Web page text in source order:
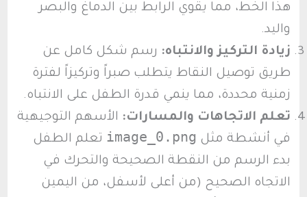
هذا الخط، مما يقوي الرابط بين الدماغ والبصر
واليد.
زيادة التركيز والانتباه: رسم شكل كامل عن
طريق توصيل النقاط يتطلب صبراً وتركيزاً لفترة
زمنية محددة، مما ينمي قدرة الطفل على الانتباه.
تعلم الاتجاهات والمسارات: الأسهم التوجيهية
في أنشطة مثل image_0.png تعلم الطفل
بدء الرسم من النقطة الصحيحة والتحرك في
الاتجاه الصحيح (من أعلى لأسفل، من اليمين